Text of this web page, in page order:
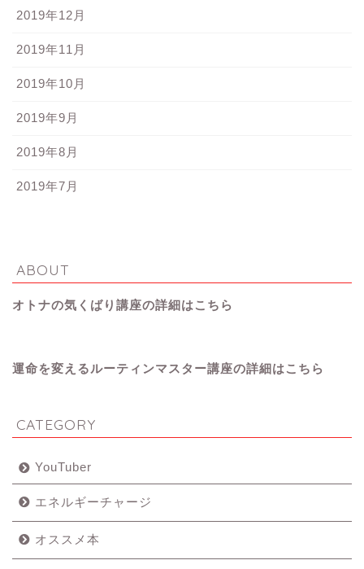
2019年12月
2019年11月
2019年10月
2019年9月
2019年8月
2019年7月
ABOUT
オトナの気くばり講座の詳細はこちら
運命を変えるルーティンマスター講座の詳細はこちら
CATEGORY
YouTuber
エネルギーチャージ
オススメ本